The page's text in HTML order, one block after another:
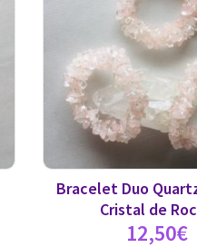
Bracelet Duo
Cristal de
12,50€